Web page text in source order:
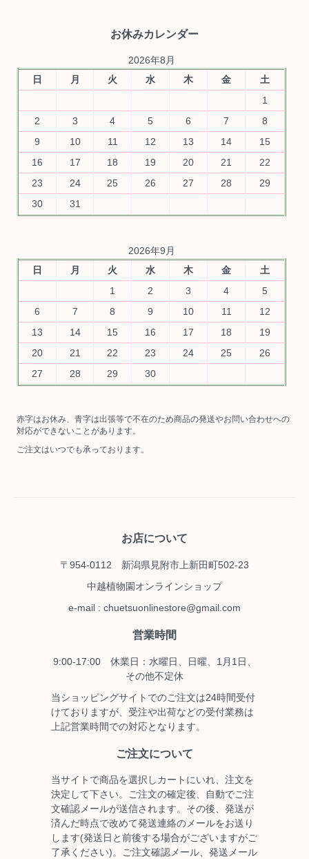
お休みカレンダー
2026年8月
日
月 火 水 木 金
土
1
2
3 4 5 6 7
8
9
10 11 12 13 14
15
16
17 18 19 20 21
22
23
24 25 26 27 28
29
30
31
2026年9月
日
月 火 水 木 金
土
1
2 3 4
5
6
7 8 9 10 11
12
13
14 15 16 17 18
19
20
21 22 23 24 25
26
27
28 29 30
赤字はお休み、青字は出張等で不在のため商品の発送やお問い合わせへの
対応ができないことがあります。
ご注文はいつでも承っております。
お店について
〒954-0112 新潟県見附市上新田町502-23
中越植物園オンラインショップ
e-mail : chuetsuonlinestore@gmail.com
営業時間
9:00-17:00 休業日：水曜日、日曜、1月1日、
その他不定休
当ショッピングサイトでのご注文は24時間受付
けておりますが、受注や出荷などの受付業務は
上記営業時間での対応となります。
ご注文について
当サイトで商品を選択しカートにいれ、注文を
決定して下さい。ご注文の確定後、自動でご注
文確認メールが送信されます。その後、発送が
済んだ時点で改めて発送連絡のメールをお送り
します(発送日と前後する場合がございますがご
了承ください)。ご注文確認メール、発送メール